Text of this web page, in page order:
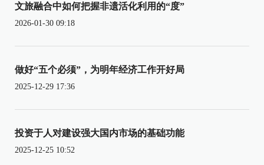
文旅融合中如何把握非遗活化利用的“度”
2026-01-30 09:18
做好“五个必须”，为明年经济工作开好局
2025-12-29 17:36
投资于人对建设强大国内市场的基础功能
2025-12-25 10:52